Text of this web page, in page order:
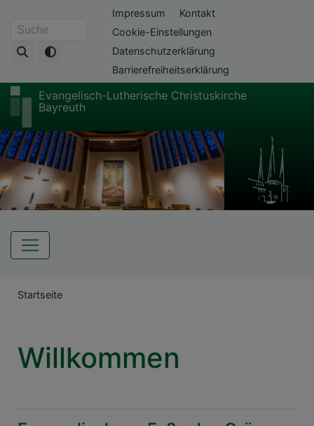
zum
Suche
Fußbereichsmenü
Impressum
Kontakt
Cookie-Einstellungen
Datenschutzerklärung
Barrierefreiheitserklärung
Evangelisch-Lutherische Christuskirche
Bayreuth
Hauptnavigation
Breadcrumb
Startseite
Willkommen